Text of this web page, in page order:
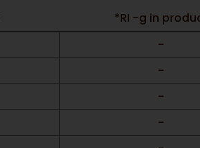
*RI -g in
-
-
-
-